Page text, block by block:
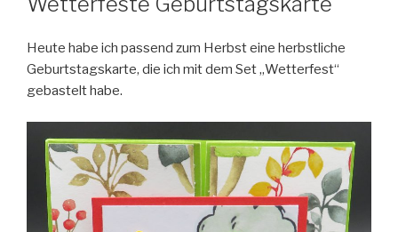
Heute habe ich passend zum Herbst eine herbstliche
Geburtstagskarte, die ich mit dem Set „Wetterfest“
gebastelt habe.